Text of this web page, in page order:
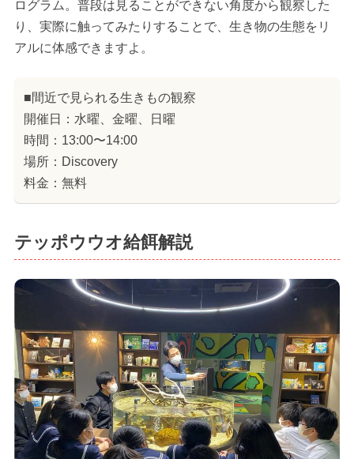
ログラム。普段は見ることができない角度から観察した
り、実際に触ってみたりすることで、生き物の生態をリ
アルに体感できますよ。
■間近で見られる生きもの観察
開催日：水曜、金曜、日曜
時間：13:00〜14:00
場所：Discovery
料金：無料
テッポウウオ給餌解説